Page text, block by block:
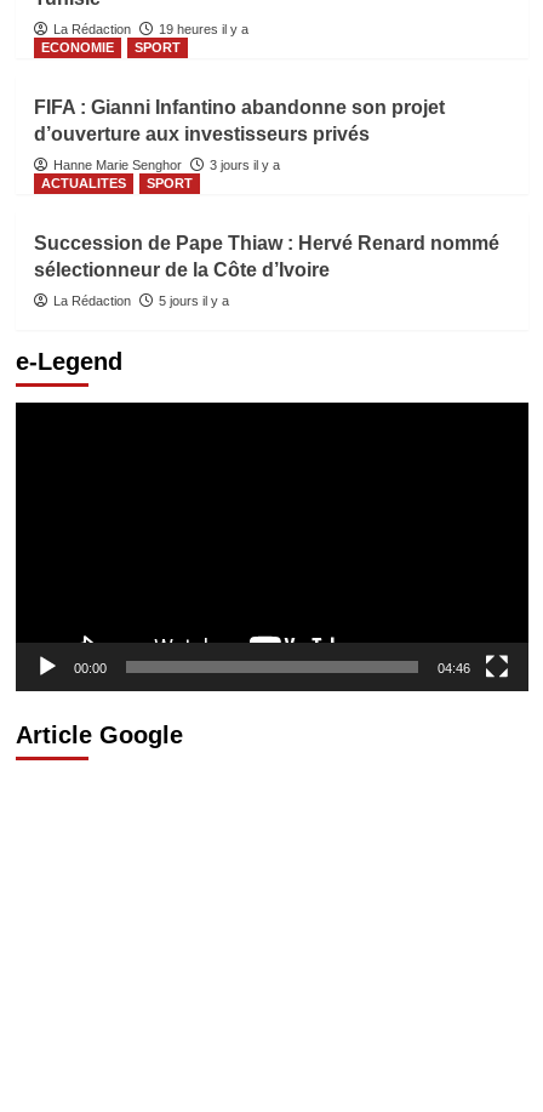
La Rédaction
19 heures il y a
ECONOMIE
SPORT
FIFA : Gianni Infantino abandonne son projet
d’ouverture aux investisseurs privés
Hanne Marie Senghor
3 jours il y a
ACTUALITES
SPORT
Succession de Pape Thiaw : Hervé Renard nommé
sélectionneur de la Côte d’Ivoire
La Rédaction 5 jours il y a
e-Legend
00:00 04:46
Article Google